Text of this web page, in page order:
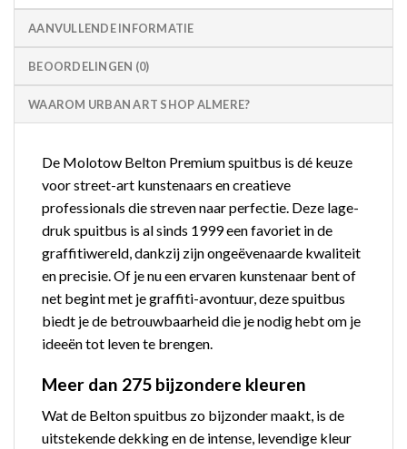
AANVULLENDE INFORMATIE
BEOORDELINGEN (0)
WAAROM URBAN ART SHOP ALMERE?
De Molotow Belton Premium spuitbus is dé keuze
voor street-art kunstenaars en creatieve
professionals die streven naar perfectie. Deze lage-
druk spuitbus is al sinds 1999 een favoriet in de
graffitiwereld, dankzij zijn ongeëvenaarde kwaliteit
en precisie. Of je nu een ervaren kunstenaar bent of
net begint met je graffiti-avontuur, deze spuitbus
biedt je de betrouwbaarheid die je nodig hebt om je
ideeën tot leven te brengen.
Meer dan 275 bijzondere kleuren
Wat de Belton spuitbus zo bijzonder maakt, is de
uitstekende dekking en de intense, levendige kleur